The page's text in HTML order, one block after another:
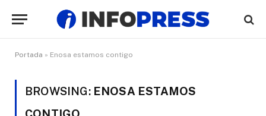
Portada » Enosa estamos contigo
BROWSING: ENOSA ESTAMOS